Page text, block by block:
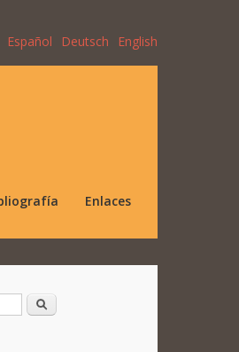
Español Deutsch English
Enlaces
búsqueda
Buscar